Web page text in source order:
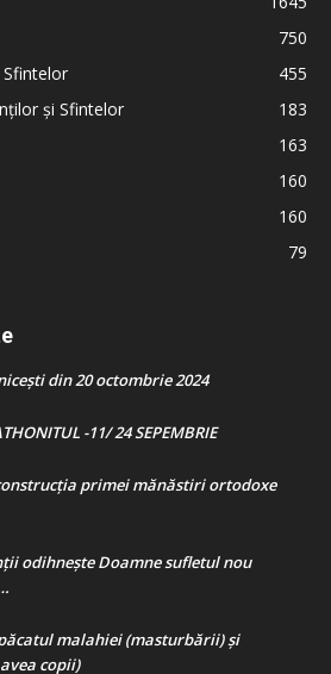
750
455
și Sfintelor
183
163
160
160
79
din 20 octombrie 2024
-11/ 24 SEPEMBRIE
primei mănăstiri ortodoxe
odihnește Doamne sufletul nou
malahiei (masturbării) şi
copii)